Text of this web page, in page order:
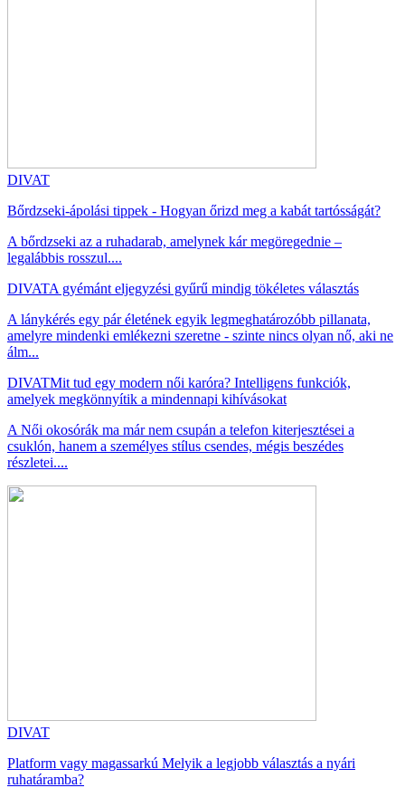
DIVAT
Bőrdzseki-ápolási tippek - Hogyan őrizd meg a kabát tartósságát?
A bőrdzseki az a ruhadarab, amelynek kár megöregednie –
legalábbis rosszul....
DIVATA gyémánt eljegyzési gyűrű mindig tökéletes választás
A lánykérés egy pár életének egyik legmeghatározóbb pillanata,
amelyre mindenki emlékezni szeretne - szinte nincs olyan nő, aki ne
álm...
DIVATMit tud egy modern női karóra? Intelligens funkciók,
amelyek megkönnyítik a mindennapi kihívásokat
A Női okosórák ma már nem csupán a telefon kiterjesztései a
csuklón, hanem a személyes stílus csendes, mégis beszédes
részletei....
DIVAT
Platform vagy magassarkú Melyik a legjobb választás a nyári
ruhatáramba?